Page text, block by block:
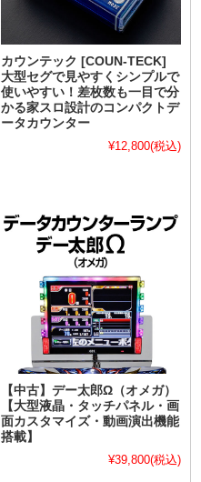
カウンテック [COUN-TECK]
大型セグで見やすくシンプルで
使いやすい！差枚数も一目で分
かる家スロ設計のコンパクトデ
ータカウンター
¥12,800(税込)
【中古】デー太郎Ω（オメガ）
【大型液晶・タッチパネル・画
面カスタマイズ・動画演出機能
搭載】
¥39,800(税込)